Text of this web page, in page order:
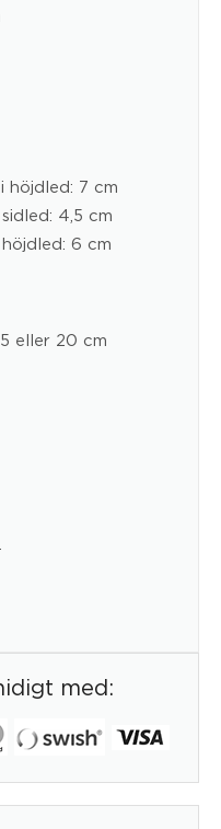
höjdled: 7 cm
4,5 cm
6 cm
eller 20 cm
med: